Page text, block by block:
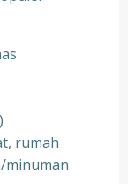
rumah
minuman